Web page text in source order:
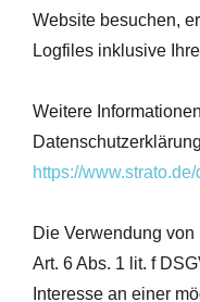
Website besuchen,
Logfiles inklusive
Weitere
https://
Die Verwendung
Art. 6 Abs. 1 lit. f
Interesse an einer